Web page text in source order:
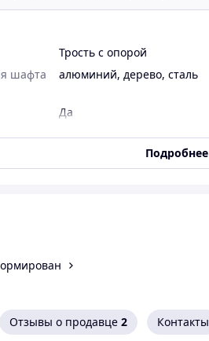
Трость с опорой
шафта
алюминий, дерево, сталь
Да
100 кг
трости с опорой
Да
Подробнее
Отзывы о продавце 2 Контакты